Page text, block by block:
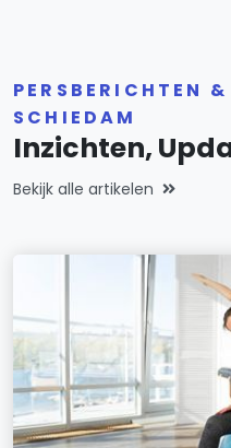
PERSBERICHTEN
SCHIEDAM
Inzichten,
Bekijk alle artikelen